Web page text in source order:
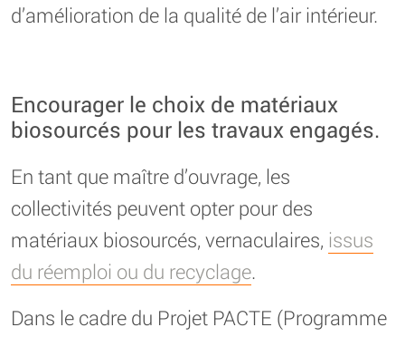
d’amélioration de la qualité de l’air intérieur.
Encourager le choix de matériaux
biosourcés pour les travaux engagés.
En tant que maître d’ouvrage, les
collectivités peuvent opter pour des
matériaux biosourcés, vernaculaires, issus
du réemploi ou du recyclage.
Dans le cadre du Projet PACTE (Programme